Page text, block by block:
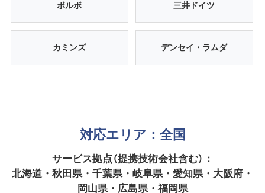
ボルボ 三井ドイツ
カミンズ デンセイ・ラムダ
対応エリア：全国
サービス拠点（提携技術会社含む）：
北海道・秋田県・千葉県・岐阜県・愛知県・大阪府・
岡山県・広島県・福岡県